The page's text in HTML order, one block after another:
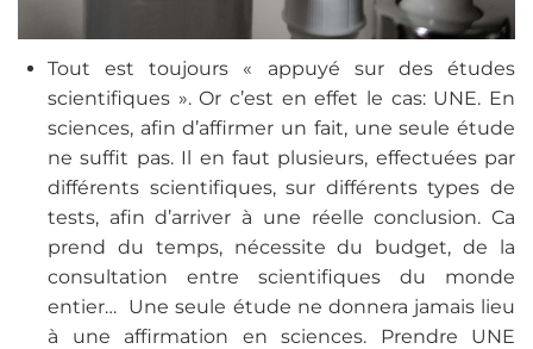
Tout est toujours « appuyé sur des études
scientifiques ». Or c’est en effet le cas: UNE. En
sciences, afin d’affirmer un fait, une seule étude
ne suffit pas. Il en faut plusieurs, effectuées par
différents scientifiques, sur différents types de
tests, afin d’arriver à une réelle conclusion. Ca
prend du temps, nécessite du budget, de la
consultation entre scientifiques du monde
entier… Une seule étude ne donnera jamais lieu
à une affirmation en sciences. Prendre UNE